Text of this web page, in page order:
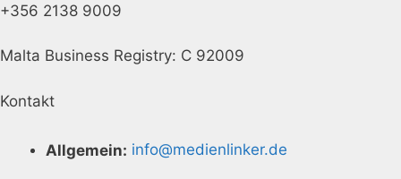
+356 2138 9009
Malta Business Registry: C 92009
Kontakt
Allgemein: info@medienlinker.de